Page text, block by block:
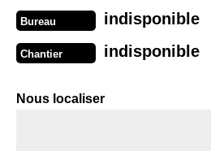
Bureau indisponible
Chantier indisponible
Nous localiser